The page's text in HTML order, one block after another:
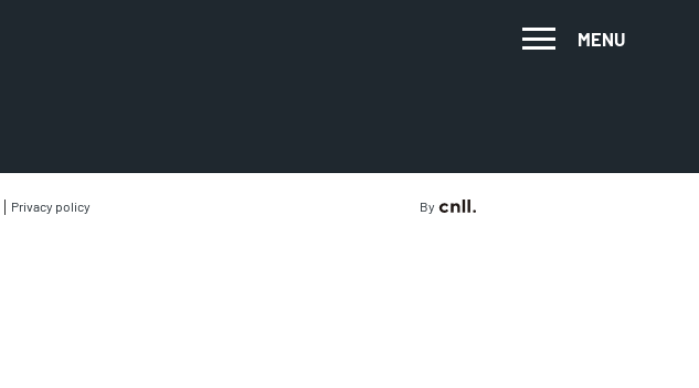
MENU
| Privacy policy By